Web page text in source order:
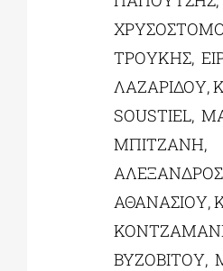
ΤΡΟΥΚΗΣ,
ΛΑΖΑΡΙΔΟΥ,
SOUSTIEL,
ΜΠΙΤΖΑΝΗ,
ΑΛΕΞΑΝΔΡΟΣ
ΑΘΑΝΑΣΙΟΥ,
ΒΥΖΟΒΙΤΟΥ,